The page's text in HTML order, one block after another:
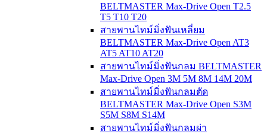
BELTMASTER Max-Drive Open T2.5
T5 T10 T20
สายพานไทม์มิ่งฟันเหลี่ยม
BELTMASTER Max-Drive Open AT3
AT5 AT10 AT20
สายพานไทม์มิ่งฟันกลม BELTMASTER
Max-Drive Open 3M 5M 8M 14M 20M
สายพานไทม์มิ่งฟันกลมตัด
BELTMASTER Max-Drive Open S3M
S5M S8M S14M
สายพานไทม์มิ่งฟันกลมผ่า